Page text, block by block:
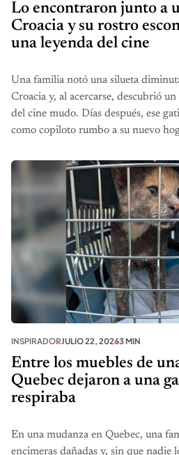
Lo encontraron junto a
Croacia y su rostro
una leyenda del cine
Una familia notó una silueta
Croacia y, al acercarse, descubrió
del cine mudo. Días después, ese
como copiloto rumbo a su nuevo
INSPIRADORJULIO 22, 20263 MIN
Entre los muebles de
Quebec dejaron a una
respiraba
En una mudanza en Quebec, una
encimeras dañadas y, sin que